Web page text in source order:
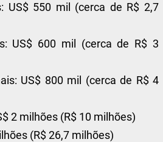
US$ 550 mil (cerca de R$ 2,7
US$ 600 mil (cerca de R$ 3
US$ 800 mil (cerca de R$ 4
2 milhões (R$ 10 milhões)
(R$ 26,7 milhões)